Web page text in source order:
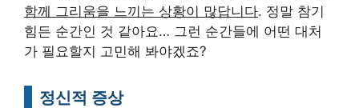
함께 그리움을 느끼는 상황이 많답니다. 정말 참기
힘든 순간인 것 같아요… 그런 순간들에 어떤 대처
가 필요할지 고민해 봐야겠죠?
정신적 증상